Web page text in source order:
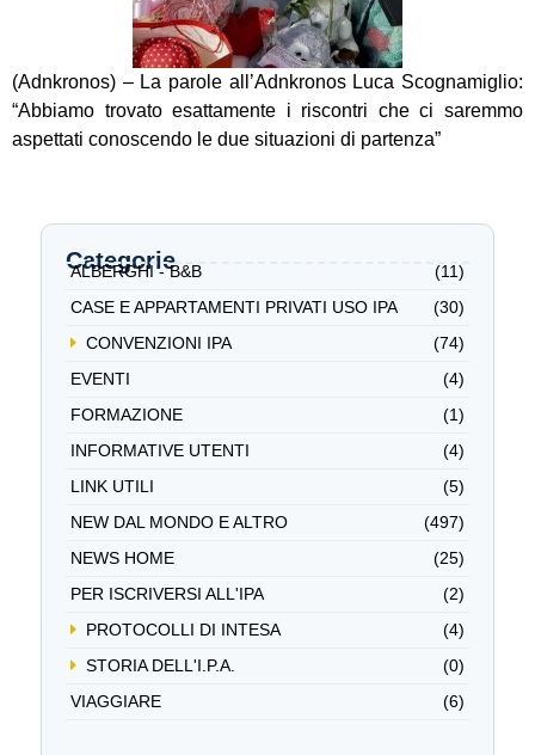
(Adnkronos) – La parole all’Adnkronos Luca Scognamiglio:
“Abbiamo trovato esattamente i riscontri che ci saremmo
aspettati conoscendo le due situazioni di partenza”
Categorie
ALBERGHI - B&B
(11)
CASE E APPARTAMENTI PRIVATI USO IPA
(30)
CONVENZIONI IPA
(74)
EVENTI
(4)
FORMAZIONE
(1)
INFORMATIVE UTENTI
(4)
LINK UTILI
(5)
NEW DAL MONDO E ALTRO
(497)
NEWS HOME
(25)
PER ISCRIVERSI ALL'IPA
(2)
PROTOCOLLI DI INTESA
(4)
STORIA DELL'I.P.A.
(0)
VIAGGIARE
(6)